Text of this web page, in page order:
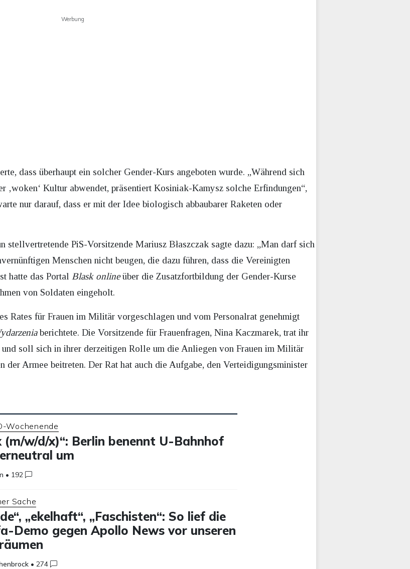
Werbung
dass überhaupt ein solcher Gender-Kurs angeboten wurde. „Während sich
‚woken‘ Kultur abwendet, präsentiert Kosiniak-Kamysz solche Erfindungen“,
nur darauf, dass er mit der Idee biologisch abbaubarer Raketen oder
stellvertretende PiS-Vorsitzende Mariusz Błaszczak sagte dazu: „Man darf sich
Menschen nicht beugen, die dazu führen, dass die Vereinigten
hatte das Portal Blask onlineüber die Zusatzfortbildung der Gender-Kurse
von Soldaten eingeholt.
Rates für Frauen im Militär vorgeschlagen und vom Personalrat genehmigt
berichtete. Die Vorsitzende für Frauenfragen, Nina Kaczmarek, trat ihr
soll sich in ihrer derzeitigen Rolle um die Anliegen von Frauen im Militär
der Armee beitreten. Der Rat hat auch die Aufgabe, den Verteidigungsminister
Wochenende
(m/w/d/x)“: Berlin benennt U-Bahnhof
um
• 192
Sache
„ekelhaft“, „Faschisten“: So lief die
Demo gegen Apollo News vor unseren
•274